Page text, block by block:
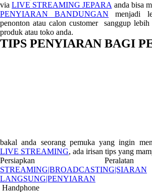
viaLIVE STREAMING JEPARA anda bisa
PENYIARAN BANDUNGAN menjadi
penonton atau calon customer sanggup
produk atau toko anda.
TIPS PENYIARAN BAGI
bakal anda seorang pemuka yang ingin
LIVE STREAMING, ada irisan tips yang
Persiapkan
STREAMING|BROADCASTING|SIARAN
LANGSUNG|PENYIARAN
Handphone